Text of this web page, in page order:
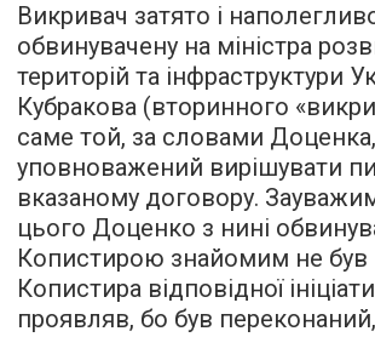
Викривач затято і
обвинувачену на міністра
територій та інфраструктури
Кубракова (вторинного
саме той, за словами Доценка,
уповноважений вирішувати
вказаному договору.
цього Доценко з нині
Копистирою знайомим не був
Копистира відповідної
проявляв, бо був